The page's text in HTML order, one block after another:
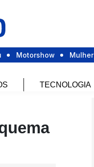
Motorshow Mulher
TECNOLOGIA